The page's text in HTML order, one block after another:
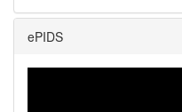
ePIDS